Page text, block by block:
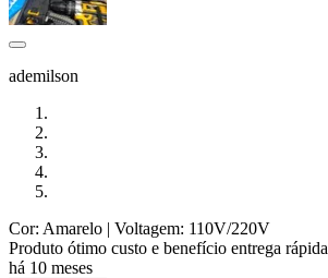
ademilson
Cor: Amarelo | Voltagem: 110V/220V
Produto ótimo custo e benefício entrega rápida
há 10 meses